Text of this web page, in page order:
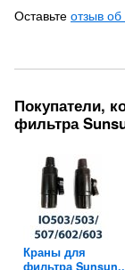
Оставьте отзыв
Покупатели,
фильтра
Краны для
фильтра